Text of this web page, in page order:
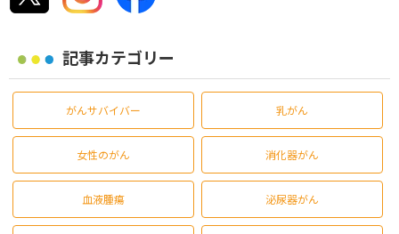
記事カテゴリー
がんサバイバー 乳がん
女性のがん 消化器がん
血液腫瘍 泌尿器がん